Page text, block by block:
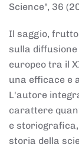
Science", 36
Il saggio,
sulla
europeo tra il
una efficace e
L'autore
carattere
e
storia della